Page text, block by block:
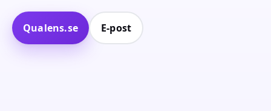
Qualens.se E‑post